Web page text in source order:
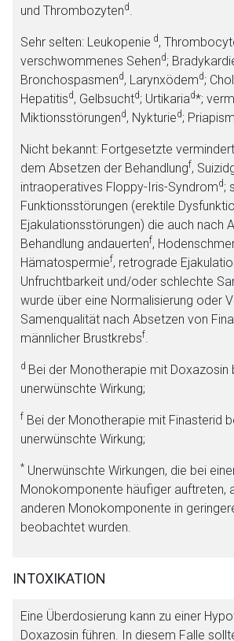
und Thrombozytend.
Sehr selten: Leukopenie d,
verschwommenes Sehend;
Bronchospasmend, Larynxödemd;
Hepatitisd, Gelbsuchtd; Urtikariad*;
Miktionsstörungend, Nykturied;
Nicht bekannt: Fortgesetzte
dem Absetzen der Behandlungf,
intraoperatives Floppy-Iris-Syndromd;
Funktionsstörungen (erektile
Ejakulationsstörungen) die auch nach
Behandlung andauertenf,
Hämatospermief, retrograde
Unfruchtbarkeit und/oder schlechte
wurde über eine Normalisierung oder
Samenqualität nach Absetzen von
männlicher Brustkrebsf.
d Bei der Monotherapie mit
unerwünschte Wirkung;
f Bei der Monotherapie mit Finasterid
unerwünschte Wirkung;
* Unerwünschte Wirkungen, die bei
Monokomponente häufiger auftreten,
anderen Monokomponente in
beobachtet wurden.
INTOXIKATION
Eine Überdosierung kann zu einer
Doxazosin führen. In diesem Falle